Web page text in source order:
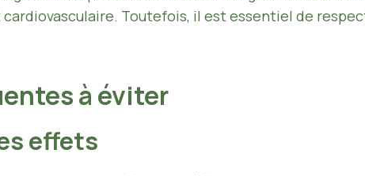
cardiovasculaire. Toutefois, il est essentiel de
à éviter
effets